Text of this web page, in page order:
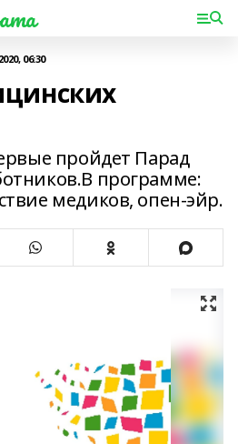
06:30
пройдет Парад
программе:
медиков, опен-эйр.